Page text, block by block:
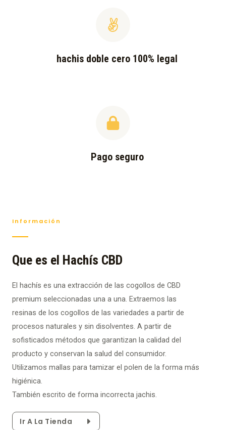
hachis doble cero 100% legal
Pago seguro
Información
Que es el Hachís CBD
El hachís es una extracción de las cogollos de CBD
premium seleccionadas una a una. Extraemos las
resinas de los cogollos de las variedades a partir de
procesos naturales y sin disolventes. A partir de
sofisticados métodos que garantizan la calidad del
producto y conservan la salud del consumidor.
Utilizamos mallas para tamizar el polen de la forma más
higiénica.
También escrito de forma incorrecta jachis.
Ir A La Tienda